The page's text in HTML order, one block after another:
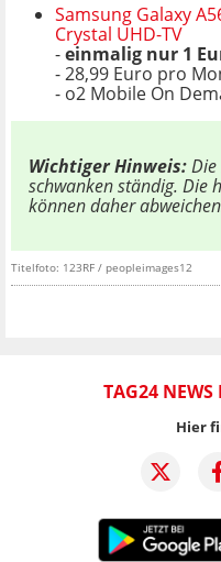
Samsung Galaxy
Crystal UHD-TV
-einmalig nur 1
- 28,99 Euro pro
- o2 Mobile On
Wichtiger Hinweis:
schwanken ständig. Die
können daher
Titelfoto: 123RF / peopleimages12
TAG24
Hier